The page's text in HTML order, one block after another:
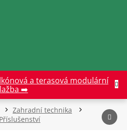
a terasová modulární
➡️
Zahradní technika
Příslušenství